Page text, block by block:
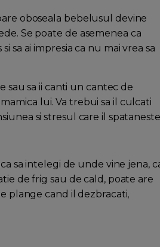
oboseala bebelusul devine
Se poate de asemenea ca
sa ai impresia ca nu mai vrea sa
sau sa ii canti un cantec de
lui. Va trebui sa il culcati
si stresul care il
sa intelegi de unde vine jena,
de frig sau de cald, poate are
plange cand il dezbracati,